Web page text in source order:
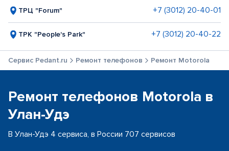
ТРЦ "Forum" +7 (3012) 20-40-01
ТРК "People's Park" +7 (3012) 20-40-22
Сервис Pedant.ru Ремонт телефонов Ремонт Motorola
Ремонт телефонов Motorola в
Улан-Удэ
В Улан-Удэ 4 сервиса, в России 707 сервисов